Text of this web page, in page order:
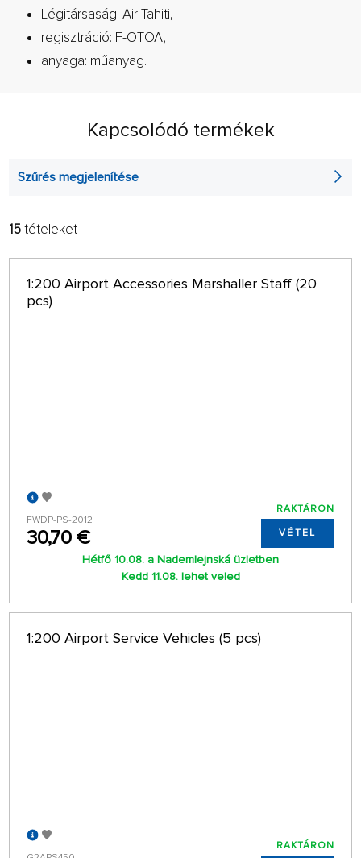
Légitársaság: Air Tahiti,
regisztráció: F-OTOA,
anyaga: műanyag.
Kapcsolódó termékek
Szűrés megjelenítése
SZŰRŐ:
BETŰRENDBEN
64 OLDALON
15tételeket
1:200 Airport Accessories Marshaller Staff (20
pcs)
FWDP-PS-2012
30,70 €
RAKTÁRON
VÉTEL
Hétfő 10.08. a Nademlejnská üzletben
Kedd 11.08. lehet veled
1:200 Airport Service Vehicles (5 pcs)
RAKTÁRON